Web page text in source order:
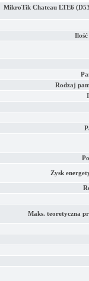
MikroTik Chateau LTE6
Rodzaj
Zysk
Maks. teoretyczna